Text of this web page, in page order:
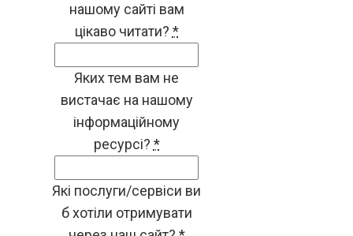
нашому сайті вам
цікаво читати? *
Яких тем вам не
вистачає на нашому
інформаційному
ресурсі? *
Які послуги/сервіси ви
б хотіли отримувати